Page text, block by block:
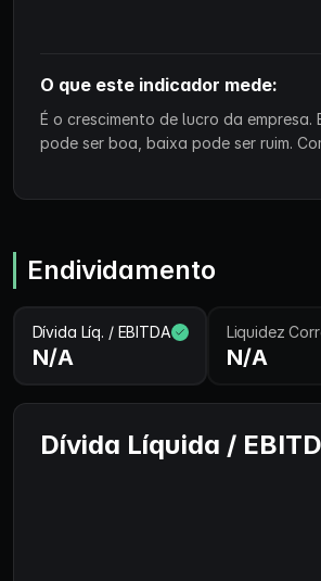
O que este indicador mede:
É o crescimento de lucro da
pode ser boa, baixa pode ser ruim.
Endividamento
Dívida Líq. / EBITDA
N/A
Liquidez
N/A
Dívida Líquida /